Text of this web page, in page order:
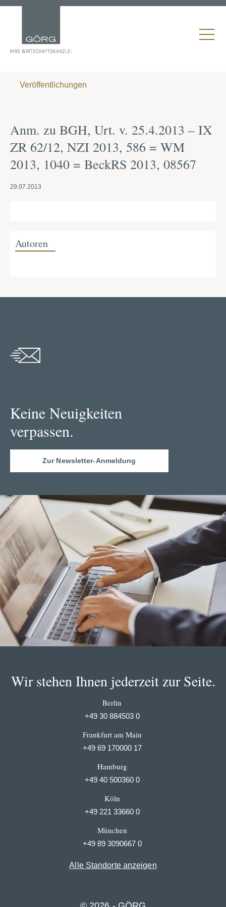
Veröffentlichungen
Anm. zu BGH, Urt. v. 25.4.2013 – IX
ZR 62/12, NZI 2013, 586 = WM
2013, 1040 = BeckRS 2013, 08567
29.07.2013
Autoren
Keine Neuigkeiten
verpassen.
Zur Newsletter-Anmeldung
Wir stehen Ihnen jederzeit zur Seite.
Berlin
+49 30 884503 0
Frankfurt am Main
+49 69 170000 17
Hamburg
+49 40 500360 0
Köln
+49 221 33660 0
München
+49 89 3090667 0
Alle Standorte anzeigen